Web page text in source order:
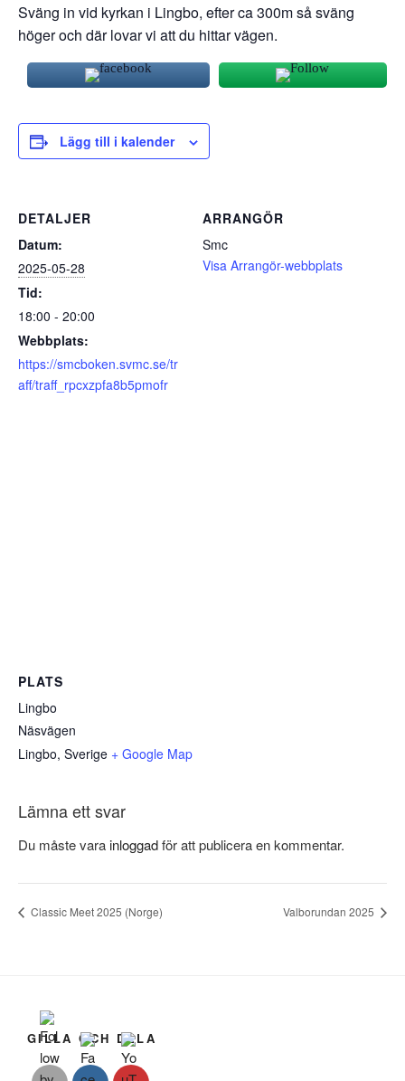
Sväng in vid kyrkan i Lingbo, efter ca 300m så sväng
höger och där lovar vi att du hittar vägen.
Lägg till i kalender
DETALJER
Datum:
2025-05-28
Tid:
18:00 - 20:00
Webbplats:
https://smcboken.svmc.se/tr
aff/traff_rpcxzpfa8b5pmofr
ARRANGÖR
Smc
Visa Arrangör-webbplats
PLATS
Lingbo
Näsvägen
Lingbo, Sverige + Google Map
Lämna ett svar
Du måste varainloggadför att publicera en kommentar.
Classic Meet 2025 (Norge) Valborundan 2025
GILLA OCH DELA